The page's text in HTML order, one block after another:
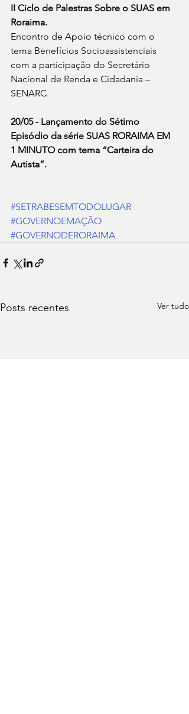
II Ciclo de Palestras Sobre o SUAS em
Roraima.
Encontro de Apoio técnico com o
tema Benefícios Socioassistenciais
com a participação do Secretário
Nacional de Renda e Cidadania –
SENARC.
20/05 - Lançamento do Sétimo
Episódio da série SUAS RORAIMA EM
1 MINUTO com tema “Carteira do
Autista”.
#SETRABESEMTODOLUGAR
#GOVERNOEMAÇÃO
#GOVERNODERORAIMA
Posts recentes Ver tudo